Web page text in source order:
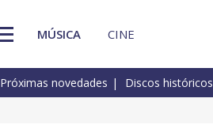
MÚSICA CINE
Próximas novedades Discos históricos